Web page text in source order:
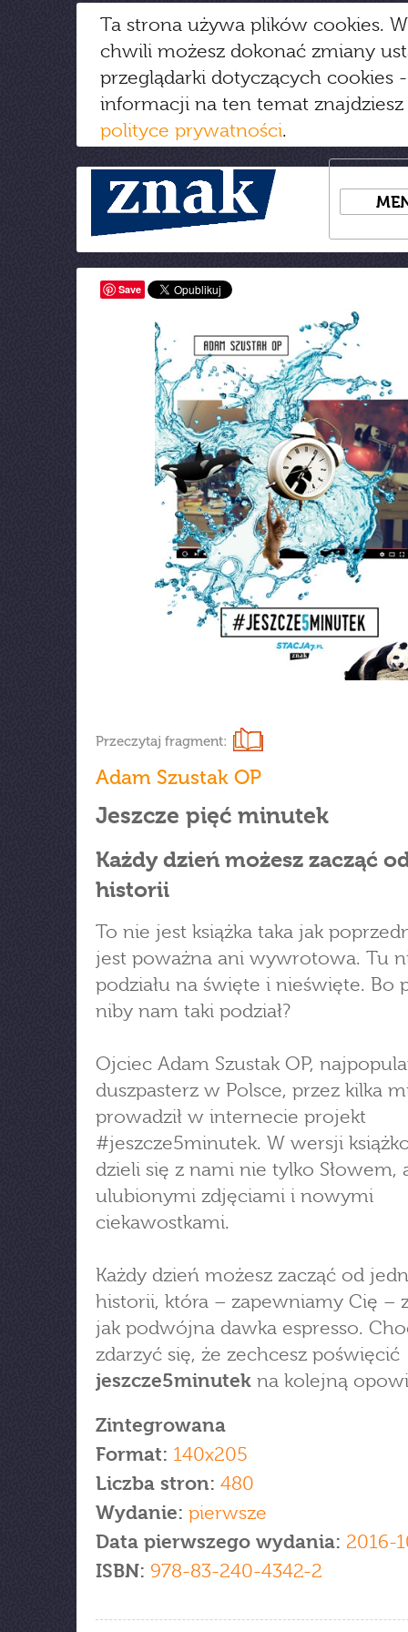
Ta strona używa plików cookies.
chwili możesz dokonać zmiany
przeglądarki dotyczących cookies
informacji na ten temat
polityce prywatności.
Save
Przeczytaj fragment:
Adam Szustak OP
Jeszcze pięć minutek
Każdy dzień możesz zacząć
historii
To nie jest książka taka jak
jest poważna ani wywrotowa. Tu
podziału na święte i nieświęte. Bo
niby nam taki podział?
Ojciec Adam Szustak OP,
duszpasterz w Polsce, przez kilka
prowadził w internecie projekt
#jeszcze5minutek. W wersji
dzieli się z nami nie tylko Słowem,
ulubionymi zdjęciami i nowymi
ciekawostkami.
Każdy dzień możesz zacząć od
historii, która – zapewniamy Cię –
jak podwójna dawka espresso.
zdarzyć się, że zechcesz poświęcić
jeszcze5minutek na kolejną
Zintegrowana
Format: 140x205
Liczba stron: 480
Wydanie: pierwsze
Data pierwszego wydania: 2016-
ISBN: 978-83-240-4342-2